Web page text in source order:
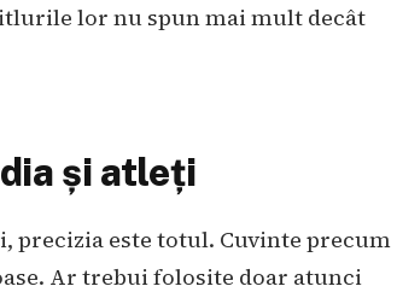
lor nu spun mai mult decât
și atleți
precizia este totul. Cuvinte precum
Ar trebui folosite doar atunci